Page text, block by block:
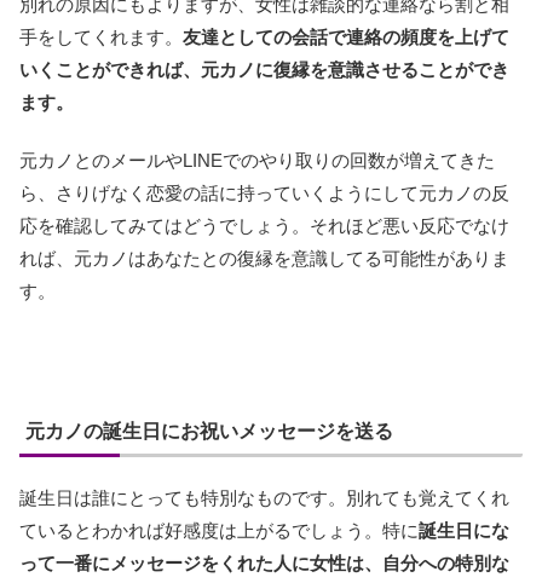
別れの原因にもよりますが、女性は雑談的な連絡なら割と相
手をしてくれます。 友達としての会話で連絡の頻度を上げて
いくことができれば、元カノに復縁を意識させることができ
ます。
元カノとのメールやLINEでのやり取りの回数が増えてきた
ら、さりげなく恋愛の話に持っていくようにして元カノの反
応を確認してみてはどうでしょう。それほど悪い反応でなけ
れば、元カノはあなたとの復縁を意識してる可能性がありま
す。
元カノの誕生日にお祝いメッセージを送る
誕生日は誰にとっても特別なものです。別れても覚えてくれ
ているとわかれば好感度は上がるでしょう。特に誕生日にな
って一番にメッセージをくれた人に女性は、自分への特別な